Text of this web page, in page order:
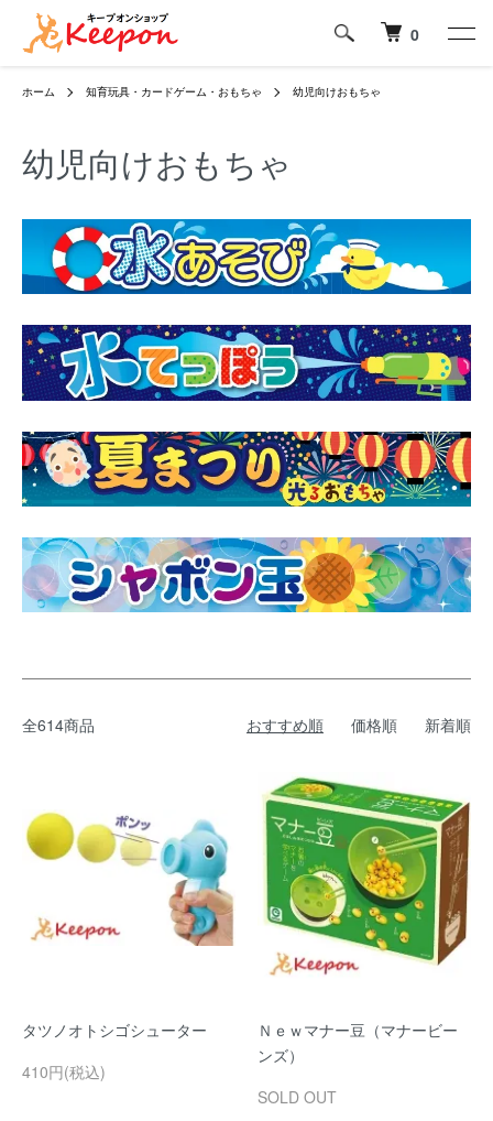
0
ホーム 知育玩具・カードゲーム・おもちゃ 幼児向けおもちゃ
幼児向けおもちゃ
全614商品 おすすめ順 価格順 新着順
タツノオトシゴシューター
410円(税込)
Ｎｅｗマナー豆（マナービー
ンズ）
SOLD OUT